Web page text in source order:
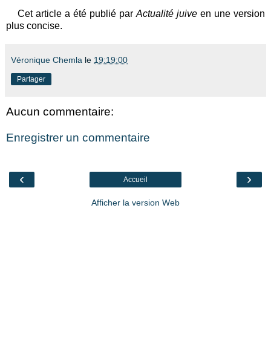
Cet article a été publié par Actualité juive en une version
plus concise.
Véronique Chemla le 19:19:00
Partager
Aucun commentaire:
Enregistrer un commentaire
‹ ›
Accueil
Afficher la version Web